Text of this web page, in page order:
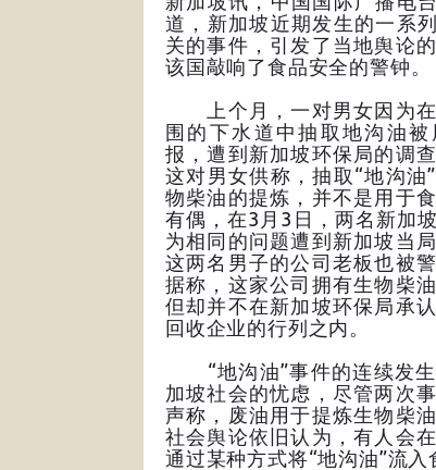
道，新加坡近期发生的一系
关的事件，引发了当地舆论
该国敲响了食品安全的警钟。
上个月，一对男女因为在
围的下水道中抽取地沟油
报，遭到新加坡环保局的调
这对男女供称，抽取“地沟油
物柴油的提炼，并不是用于
有偶，在3月3日，两名新加
为相同的问题遭到新加坡当
这两名男子的公司老板也被
据称，这家公司拥有生物柴
但却并不在新加坡环保局承
回收企业的行列之内。
“地沟油”事件的连续发生
加坡社会的忧虑，尽管两次
声称，废油用于提炼生物柴
社会舆论依旧认为，有人会
通过某种方式将“地沟油”流入